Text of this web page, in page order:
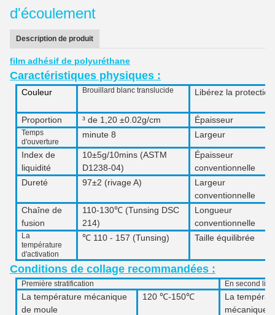
d'écoulement
Description de produit
film adhésif de polyuréthane
Caractéristiques physiques :
Couleur Brouillard blanc translucide Libérez la protection
Proportion ³ de 1,20 ±0.02g/cm Épaisseur
Temps
d'ouverture
minute 8 Largeur
Index de
liquidité
10±5g/10mins (ASTM
D1238-04)
Épaisseur
conventionnelle
Dureté
97±2 (rivage A)
Largeur
conventionnelle
Chaîne de
fusion
110-130℃ (Tunsing DSC
214)
Longueur
conventionnelle
La
température
d'activation
℃ 110 - 157 (Tunsing) Taille équilibrée
Conditions de collage recommandées :
Première stratification En second
La température mécanique
de moule
120 ℃-150℃
La
mécanique